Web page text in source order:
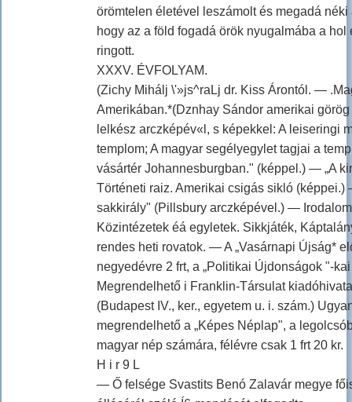
örömtelen életével leszámolt és megadá néki
hogy az a föld fogadá örök nyugalmába a hol
ringott.
XXXV. ÉVFOLYAM.
(Zichy Mihálj \'»js^raLj dr. Kiss Árontól. —
Amerikában.*(Dznhay Sándor amerikai
lelkész arczképév«l, s képekkel: A leiseringi
templom; A magyar segélyegylet tagjai a
vásártér Johannesburgban." (képpel.) — „A
Történeti raiz. Amerikai csigás sikló (képpei.)
sakkirály" (Pillsbury arczképével.) —
Közintézetek éá egyletek. Sikkjáték,
rendes heti rovatok. — A „Vasárnapi Újság*
negyedévre 2 frt, a „Politikai Újdonságok "-
Megrendelhető i Franklin-Társulat
(Budapest IV., ker., egyetem u. i. szám.)
megrendelhető a „Képes Néplap", a
magyar nép számára, félévre csak 1 frt 20 kr.
H i r 9 L
— Ő felsége Svastits Benó Zalavár megye